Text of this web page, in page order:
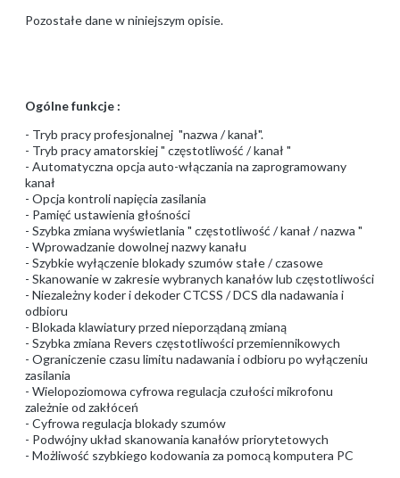
Pozostałe dane w niniejszym opisie.
Ogólne funkcje :
- Tryb pracy profesjonalnej "nazwa / kanał".
- Tryb pracy amatorskiej " częstotliwość / kanał "
- Automatyczna opcja auto-włączania na zaprogramowany
kanał
- Opcja kontroli napięcia zasilania
- Pamięć ustawienia głośności
- Szybka zmiana wyświetlania " częstotliwość / kanał / nazwa "
- Wprowadzanie dowolnej nazwy kanału
- Szybkie wyłączenie blokady szumów stałe / czasowe
- Skanowanie w zakresie wybranych kanałów lub częstotliwości
- Niezależny koder i dekoder CTCSS / DCS dla nadawania i
odbioru
- Blokada klawiatury przed nieporządaną zmianą
- Szybka zmiana Revers częstotliwości przemiennikowych
- Ograniczenie czasu limitu nadawania i odbioru po wyłączeniu
zasilania
- Wielopoziomowa cyfrowa regulacja czułości mikrofonu
zależnie od zakłóceń
- Cyfrowa regulacja blokady szumów
- Podwójny układ skanowania kanałów priorytetowych
- Możliwość szybkiego kodowania za pomocą komputera PC